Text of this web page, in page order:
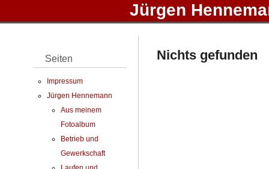
Jürgen
Seiten
Impressum
Jürgen Hennemann
Aus meinem
Fotoalbum
Betrieb und
Gewerkschaft
Nichts gefunden